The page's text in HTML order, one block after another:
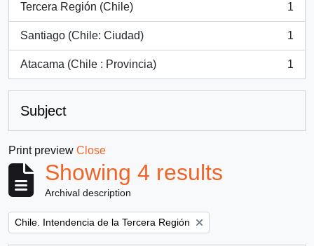
Tercera Región (Chile)
, 1 results
1
Santiago (Chile: Ciudad)
, 1 results
1
Atacama (Chile : Provincia)
, 1 results
1
Subject
Print preview Close
Showing 4 results
Archival description
Remove filter:
Chile. Intendencia de la Tercera Región